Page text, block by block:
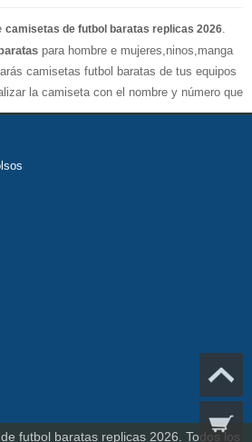
camisetas de futbol baratas replicas 2026
para hombre e mujeres,ninos,manga
camisetas futbol baratas de tus equipos
la camiseta con el nombre y número que
de futbol replicasson de máxima calidad
convencidos que quedarás muy satisfecho
un tejido transpirable por lo que te
simplemente para animar a tu equipo
para conseguirtela lo más barata
futbol baratas replicas 2026. Todos los